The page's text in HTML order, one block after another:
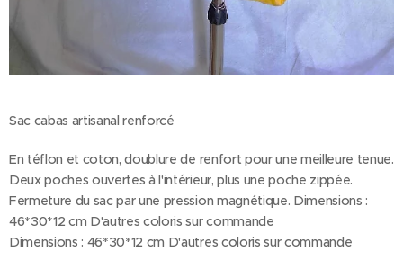
Sac cabas artisanal renforcé
En téflon et coton, doublure de renfort pour une meilleure tenue.
Deux poches ouvertes à l'intérieur, plus une poche zippée.
Fermeture du sac par une pression magnétique. Dimensions :
46*30*12 cm D'autres coloris sur commande
Dimensions : 46*30*12 cm D'autres coloris sur commande